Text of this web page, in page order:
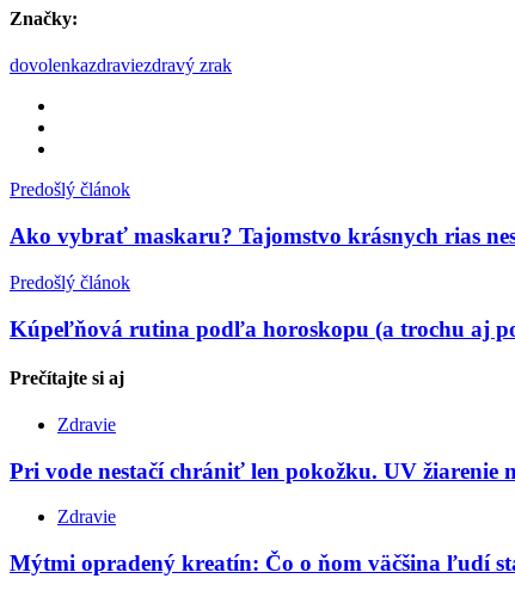
Značky:
dovolenkazdraviezdravý zrak
Predošlý článok
Ako vybrať maskaru? Tajomstvo krásnych rias
Predošlý článok
Kúpeľňová rutina podľa horoskopu (a trochu aj
Prečítajte si aj
Zdravie
Pri vode nestačí chrániť len pokožku. UV žiarenie
Zdravie
Mýtmi opradený kreatín: Čo o ňom väčšina ľudí